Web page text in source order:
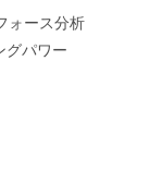
ォース分析
グパワー